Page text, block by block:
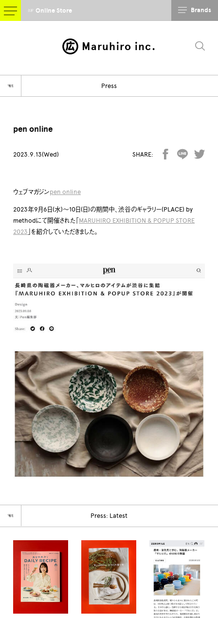
Maruhiro inc.
☞ Online Store Brands
Press
☜
pen online
2023.9.13(Wed) SHARE:
ウェブマガジンpen online
2023年9月6日(水)〜10日(日)の期間中、渋谷のギャラリー(PLACE) by
methodにて開催された「 MARUHIRO EXHIBITION & POPUP STORE
2023 」を紹介していただきました。
Press: Latest
☜